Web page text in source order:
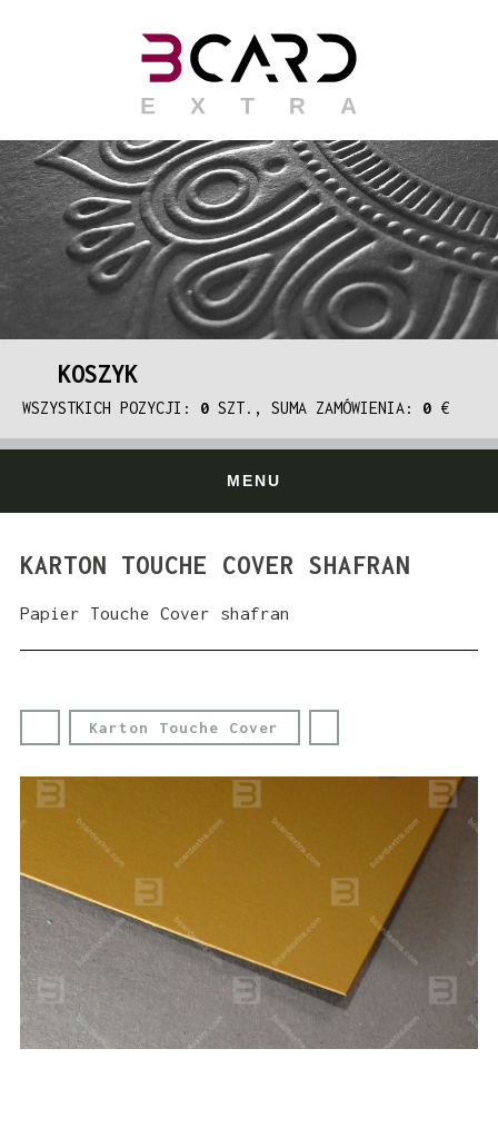
KOSZYK
WSZYSTKICH POZYCJI: 0 SZT., SUMA ZAMÓWIENIA: 0 €
MENU
KARTON TOUCHE COVER SHAFRAN
Papier Touche Cover shafran
Karton Touche Cover